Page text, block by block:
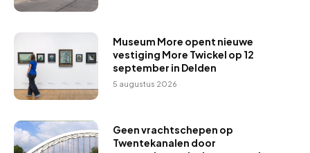
Museum More opent nieuwe
vestiging More Twickel op 12
september in Delden
5 augustus 2026
Geen vrachtschepen op
Twentekanalen door